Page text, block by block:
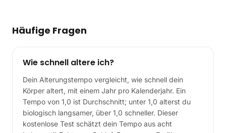
Häufige Fragen
Wie schnell altere ich?
Dein Alterungstempo vergleicht, wie schnell dein
Körper altert, mit einem Jahr pro Kalenderjahr. Ein
Tempo von 1,0 ist Durchschnitt; unter 1,0 alterst du
biologisch langsamer, über 1,0 schneller. Dieser
kostenlose Test schätzt dein Tempo aus acht